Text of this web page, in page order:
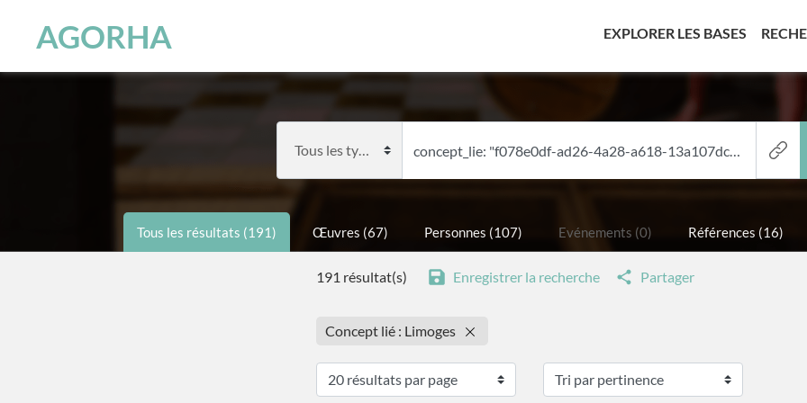
AGORHA EXPLORER LES BASES
Tous les résultats (191) Œuvres (67) Personnes (107) Evénements (0) Références (16)
191 résultat(s) Enregistrer la recherche Partager
Concept lié : Limoges